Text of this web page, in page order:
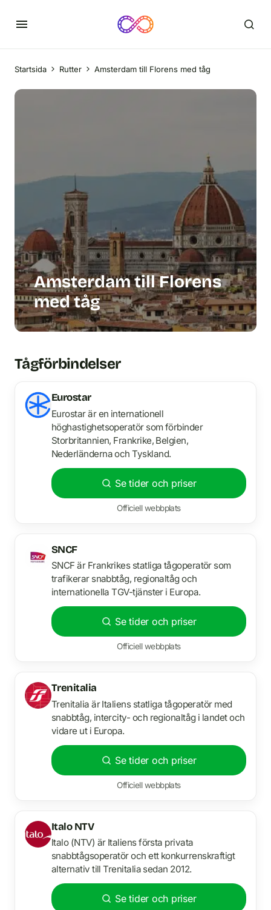
Startsida Rutter Amsterdam till Florens med tåg
Amsterdam till Florens
med tåg
Tågförbindelser
Eurostar
Eurostar är en internationell
höghastighetsoperatör som förbinder
Storbritannien, Frankrike, Belgien,
Nederländerna och Tyskland.
Se tider och priser
Officiell webbplats
SNCF
SNCF är Frankrikes statliga tågoperatör som
trafikerar snabbtåg, regionaltåg och
internationella TGV-tjänster i Europa.
Se tider och priser
Officiell webbplats
Trenitalia
Trenitalia är Italiens statliga tågoperatör med
snabbtåg, intercity- och regionaltåg i landet och
vidare ut i Europa.
Se tider och priser
Officiell webbplats
Italo NTV
Italo (NTV) är Italiens första privata
snabbtågsoperatör och ett konkurrenskraftigt
alternativ till Trenitalia sedan 2012.
Se tider och priser